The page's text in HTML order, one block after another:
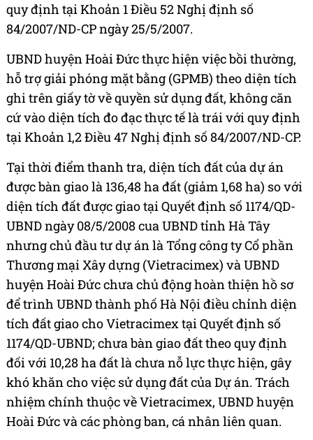
quy định tại Khoản 1 Điều 52 Nghị định số
84/2007/ND-CP ngày 25/5/2007.
UBND huyện Hoài Đức thực hiện việc bồi thường,
hỗ trợ giải phóng mặt bằng (GPMB) theo diện tích
ghi trên giấy tờ về quyền sử dụng đất, không căn
cứ vào diện tích đo đạc thực tế là trái với quy định
tại Khoản 1,2 Điều 47 Nghị định số 84/2007/ND-CP.
Tại thời điểm thanh tra, diện tích đất của dự án
được bàn giao là 136,48 ha đất (giảm 1,68 ha) so với
diện tích đất được giao tại Quyết định số 1174/QD-
UBND ngày 08/5/2008 cua UBND tỉnh Hà Tây
nhưng chủ đầu tư dự án là Tổng công ty Cổ phần
Thương mại Xây dựng (Vietracimex) và UBND
huyện Hoài Đức chưa chủ động hoàn thiện hồ sơ
để trình UBND thành phố Hà Nội điều chỉnh diện
tích đất giao cho Vietracimex tại Quyết định số
1174/QD-UBND; chưa bàn giao đất theo quy định
đối với 10,28 ha đất là chưa nỗ lực thực hiện, gây
khó khăn cho việc sử dụng đất của Dự án. Trách
nhiệm chính thuộc về Vietracimex, UBND huyện
Hoài Đức và các phòng ban, cá nhân liên quan.